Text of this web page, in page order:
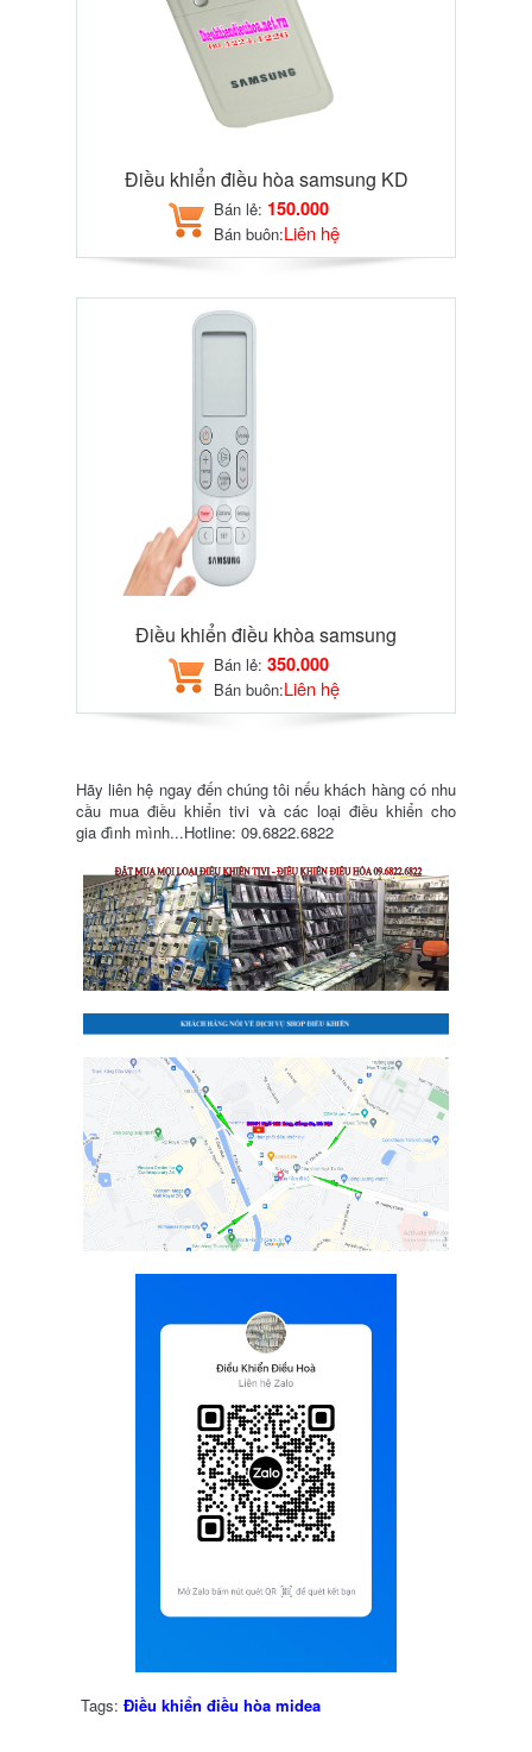
Điều khiển điều hòa samsung KD
Bán lẻ: 150.000
Bán buôn:Liên hệ
Điều khiển điều khòa samsung
Bán lẻ: 350.000
Bán buôn:Liên hệ
Hãy liên hệ ngay đến chúng tôi nếu khách hàng có nhu
cầu mua điều khiển tivi và các loại điều khiển cho
gia đình mình...Hotline: 09.6822.6822
Tags: Điều khiển điều hòa midea